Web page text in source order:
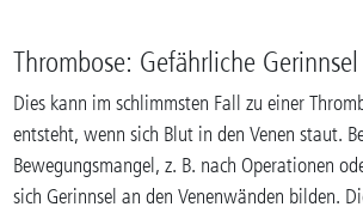
Thrombose: Gefährliche Gerinnsel
Dies kann im schlimmsten Fall zu einer
entsteht, wenn sich Blut in den Venen staut.
Bewegungsmangel, z. B. nach Operationen
sich Gerinnsel an den Venenwänden bilden.